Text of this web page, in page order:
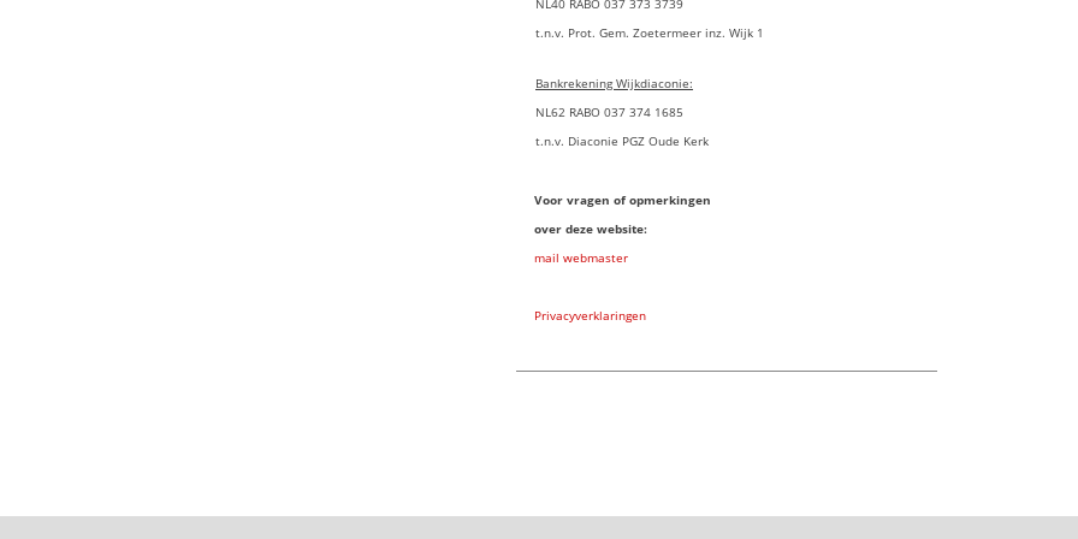
NL40 RABO 037 373 3739
t.n.v. Prot. Gem. Zoetermeer inz. Wijk 1
Bankrekening Wijkdiaconie:
NL62 RABO 037 374 1685
t.n.v. Diaconie PGZ Oude Kerk
Voor vragen of opmerkingen
over deze website:
mail webmaster
Privacyverklaringen